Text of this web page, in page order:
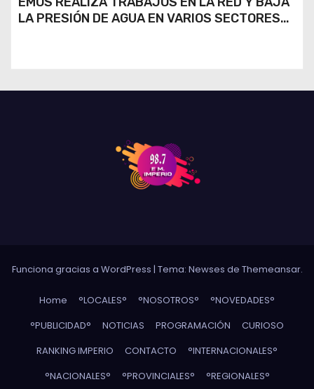
LA PRESIÓN DE AGUA EN VARIOS SECTORES
Funciona gracias a WordPress | Tema: Newses de Themeansar.
Home °LOCALES° °NOSOTROS°
°NOVEDADES°
°PUBLICIDAD°
NOTICIAS PROGRAMACIÓN
CURIOSO
RANKING IMPERIO
CONTACTO
°INTERNACIONALES°
°NACIONALES°
°PROVINCIALES° °REGIONALES°